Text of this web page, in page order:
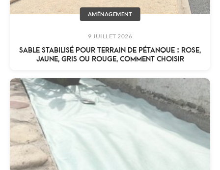
AMÉNAGEMENT
9 JUILLET 2026
SABLE STABILISÉ POUR TERRAIN DE PÉTANQUE : ROSE,
JAUNE, GRIS OU ROUGE, COMMENT CHOISIR